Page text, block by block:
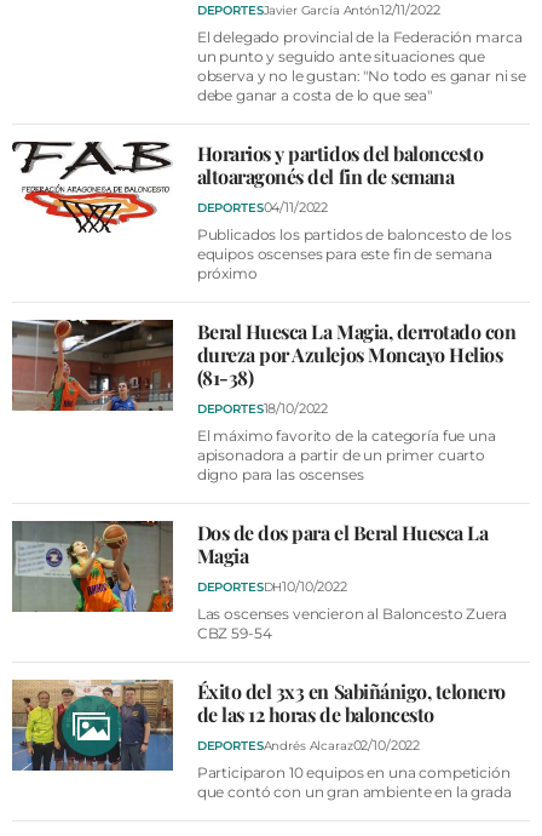
DEPORTESJavier García Antón12/11/2022
El delegado provincial de la Federación marca
un punto y seguido ante situaciones que
observa y no le gustan: "No todo es ganar ni se
debe ganar a costa de lo que sea"
Horarios y partidos del baloncesto
altoaragonés del fin de semana
DEPORTES04/11/2022
Publicados los partidos de baloncesto de los
equipos oscenses para este fin de semana
próximo
Beral Huesca La Magia, derrotado con
dureza por Azulejos Moncayo Helios
(81-38)
DEPORTES18/10/2022
El máximo favorito de la categoría fue una
apisonadora a partir de un primer cuarto
digno para las oscenses
Dos de dos para el Beral Huesca La
Magia
DEPORTESDH10/10/2022
Las oscenses vencieron al Baloncesto Zuera
CBZ 59-54
Éxito del 3x3 en Sabiñánigo, telonero
de las 12 horas de baloncesto
DEPORTESAndrés Alcaraz02/10/2022
Participaron 10 equipos en una competición
que contó con un gran ambiente en la grada